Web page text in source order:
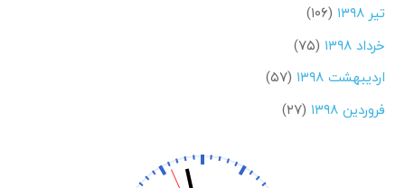
تیر ۱۳۹۸
(۱۰۶)
خرداد ۱۳۹۸
(۷۵)
اردیبهشت ۱۳۹۸
(۵۷)
فروردین ۱۳۹۸
(۲۷)